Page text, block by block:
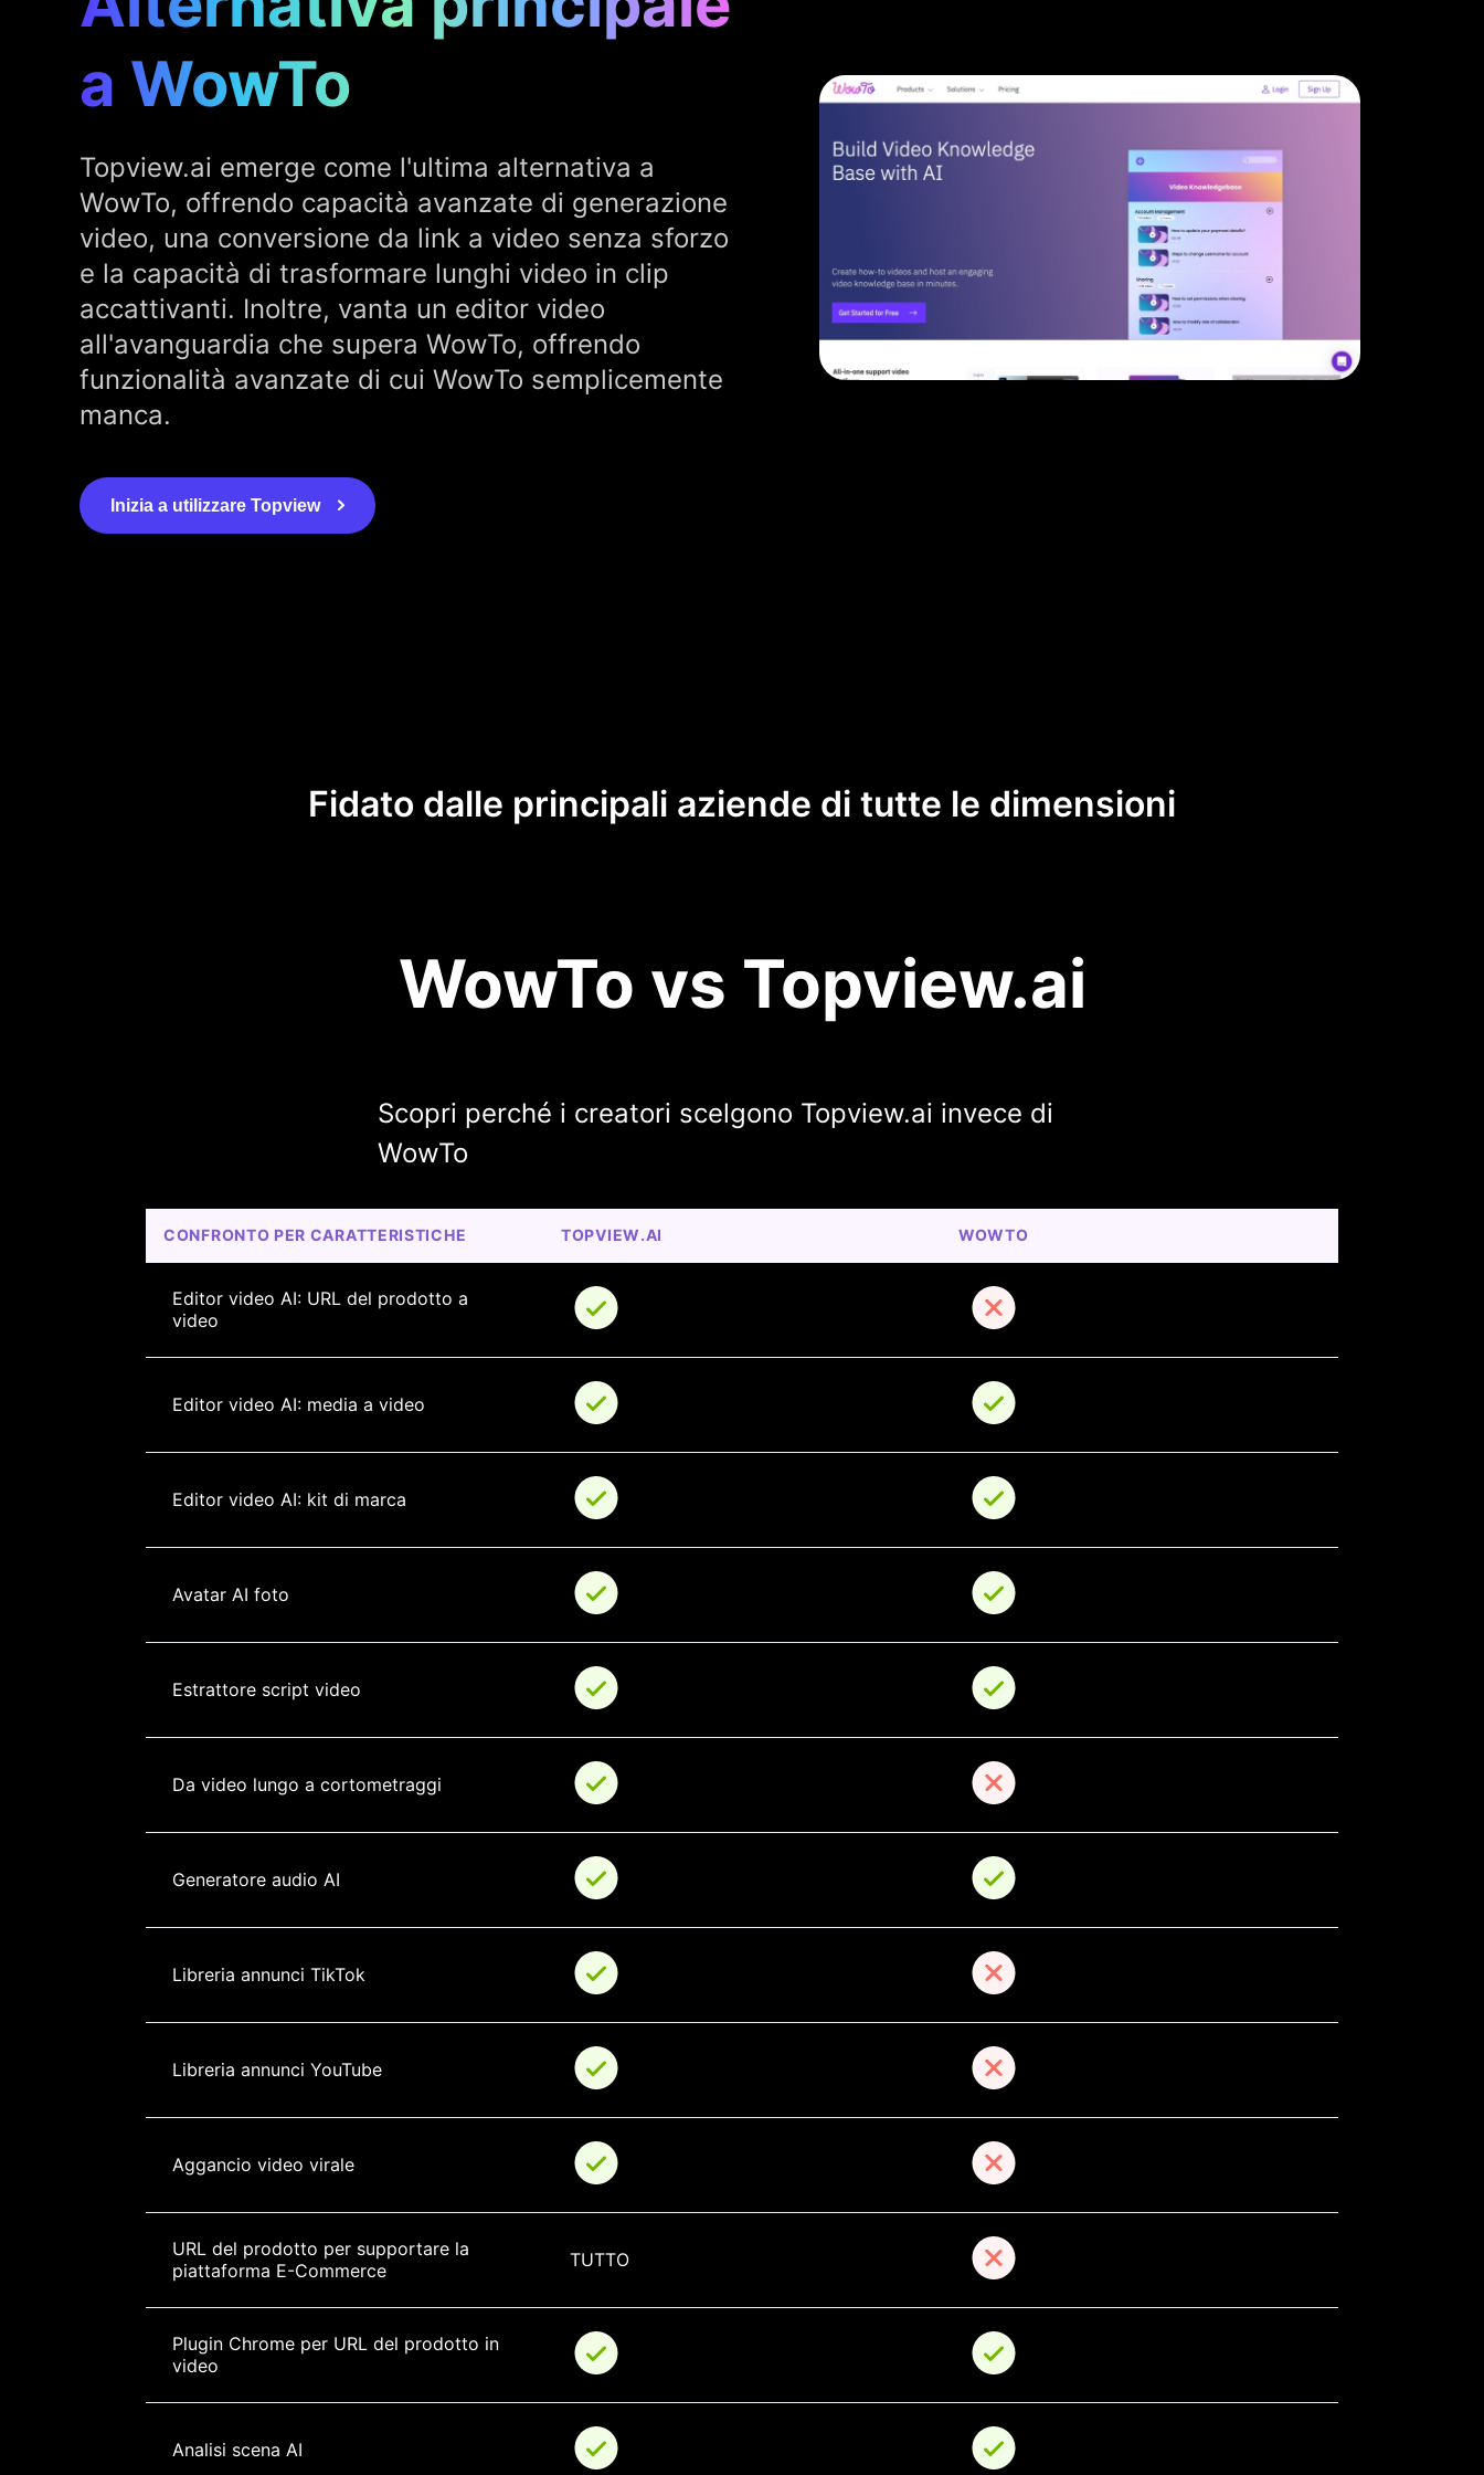
a WowTo
Topview.ai emerge come l'ultima alternativa a
WowTo, offrendo capacità avanzate di generazione
video, una conversione da link a video senza sforzo
e la capacità di trasformare lunghi video in clip
accattivanti. Inoltre, vanta un editor video
all'avanguardia che supera WowTo, offrendo
funzionalità avanzate di cui WowTo semplicemente
manca.
Inizia a utilizzare Topview
Fidato dalle principali aziende di tutte le dimensioni
WowTo vs Topview.ai
Scopri perché i creatori scelgono Topview.ai invece di
WowTo
CONFRONTO PER CARATTERISTICHE TOPVIEW.AI WOWTO
Editor video AI: URL del prodotto a
video
Editor video AI: media a video
Editor video AI: kit di marca
Avatar AI foto
Estrattore script video
Da video lungo a cortometraggi
Generatore audio AI
Libreria annunci TikTok
Libreria annunci YouTube
Aggancio video virale
URL del prodotto per supportare la
piattaforma E-Commerce
TUTTO
Plugin Chrome per URL del prodotto in
video
Analisi scena AI